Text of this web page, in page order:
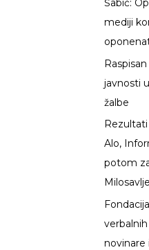
g
a
z
a
:
Šabić:
mediji
javnosti
žalbe
Rezultati
Alo,
potom
novinare